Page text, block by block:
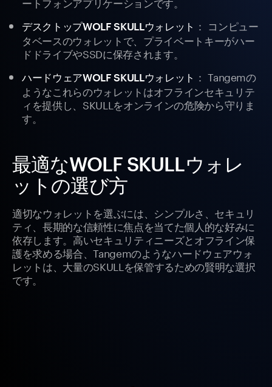
デスクトップWOLF SKULLウォレット ： コンピュー
タベースのウォレットで、プライベートキーがハー
ドドライブやSSDに保存されます。
ハードウェアWOLF SKULLウォレット ： Tangemの
ようなこれらのウォレットはオフラインセキュリテ
ィを提供し、SKULLをオンラインの危険から守りま
す。
最適なWOLF SKULLウォレ
ットの選び方
適切なウォレットを選ぶには、シンプルさ、セキュリ
ティ、長期的な信頼性に焦点を当てた個人的な好みに
依存します。高いセキュリティニーズとオフライン保
護を求める場合、Tangemのようなハードウェアウォ
レットは、大量のSKULLを保管するための賢明な選択
です。